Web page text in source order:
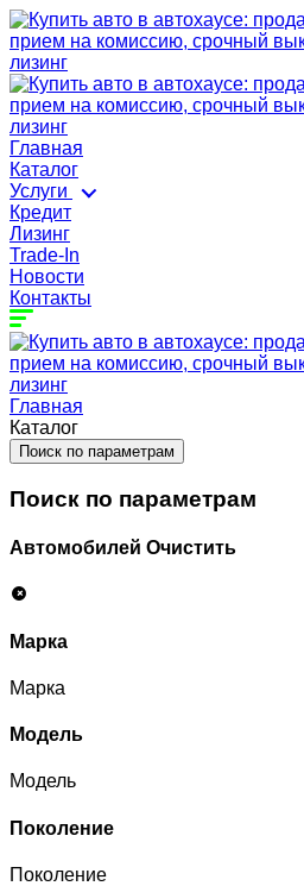
Главная
Каталог
Услуги
Кредит
Лизинг
Trade-In
Новости
Контакты
Главная
Каталог
Поиск по параметрам
Поиск по параметрам
Автомобилей Очистить
Марка
Марка
Модель
Модель
Поколение
Поколение